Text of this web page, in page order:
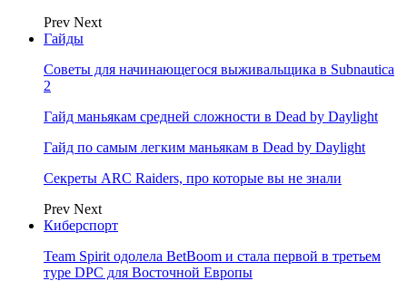
Prev Next
Гайды
Советы для начинающегося выживальщика в Subnautica
2
Гайд маньякам средней сложности в Dead by Daylight
Гайд по самым легким маньякам в Dead by Daylight
Секреты ARC Raiders, про которые вы не знали
Prev Next
Киберспорт
Team Spirit одолела BetBoom и стала первой в третьем
туре DPC для Восточной Европы